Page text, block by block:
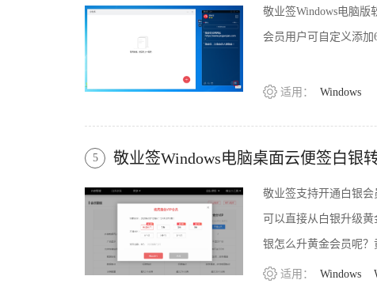
敬业签Windows电脑
会员用户可自定义添加
适用： Windows
5 敬业签Windows电脑桌面云便签白银
敬业签支持开通白银
可以直接从白银升级
银怎么升黄金会员呢？
适用： Windows